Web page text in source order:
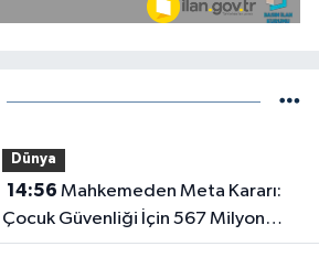
Dünya
14:56
Çocuk Güvenliği İçin 567 Milyon
Dolar Ceza